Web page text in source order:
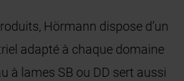
Hörmann dispose d’un
adapté à chaque domaine
à lames SB ou DD sert aussi